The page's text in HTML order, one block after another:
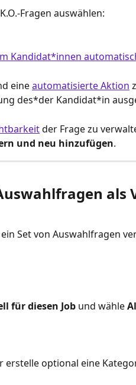
Fragen auswählen:
Kandidat*innen
eine automatisierte Aktion
des*der Kandidat*in
der Frage zu
und neu hinzufügen.
als
Set von Auswahlfragen
für diesen Job und wähle
erstelle optional eine